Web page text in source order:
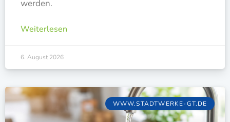
werden.
Weiterlesen
6. August 2026
WWW.STADTWERKE-GT.DE